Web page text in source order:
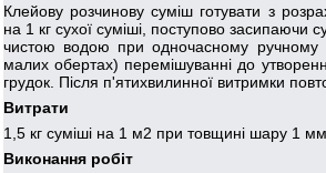
Клейову розчинову суміш готувати з
на 1 кг сухої суміші, поступово засипаючи
чистою водою при одночасному ручному
малих обертах) перемішуванні до
грудок. Після п'ятихвилинної витримки
Витрати
1,5 кг суміші на 1 м2 при товщині шару 1 мм.
Виконання робіт